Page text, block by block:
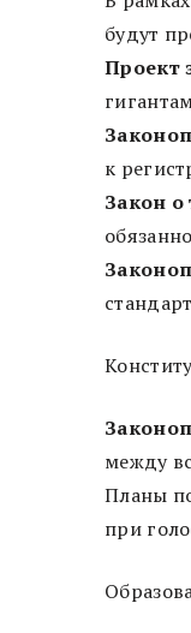
будут
Проект
к
Закон
между
Планы
при